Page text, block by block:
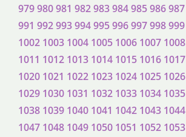
979980981 982983984985986987
991 992993994995996997998999
1002 1003 1004 1005 1006 1007 1008
1011 1012 1013 1014 1015 1016 1017
1020 1021 1022 1023 1024 1025 1026
1029 1030 1031 1032 1033 1034 1035
1038 1039 1040 1041 1042 1043 1044
1047 1048 1049 1050 1051 1052 1053